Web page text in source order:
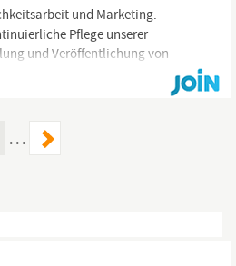
und Marketing.
Pflege unserer
und Veröffentlichung von
Kanäle (Instagram, LinkedIn,
sowie Redaktions-
…